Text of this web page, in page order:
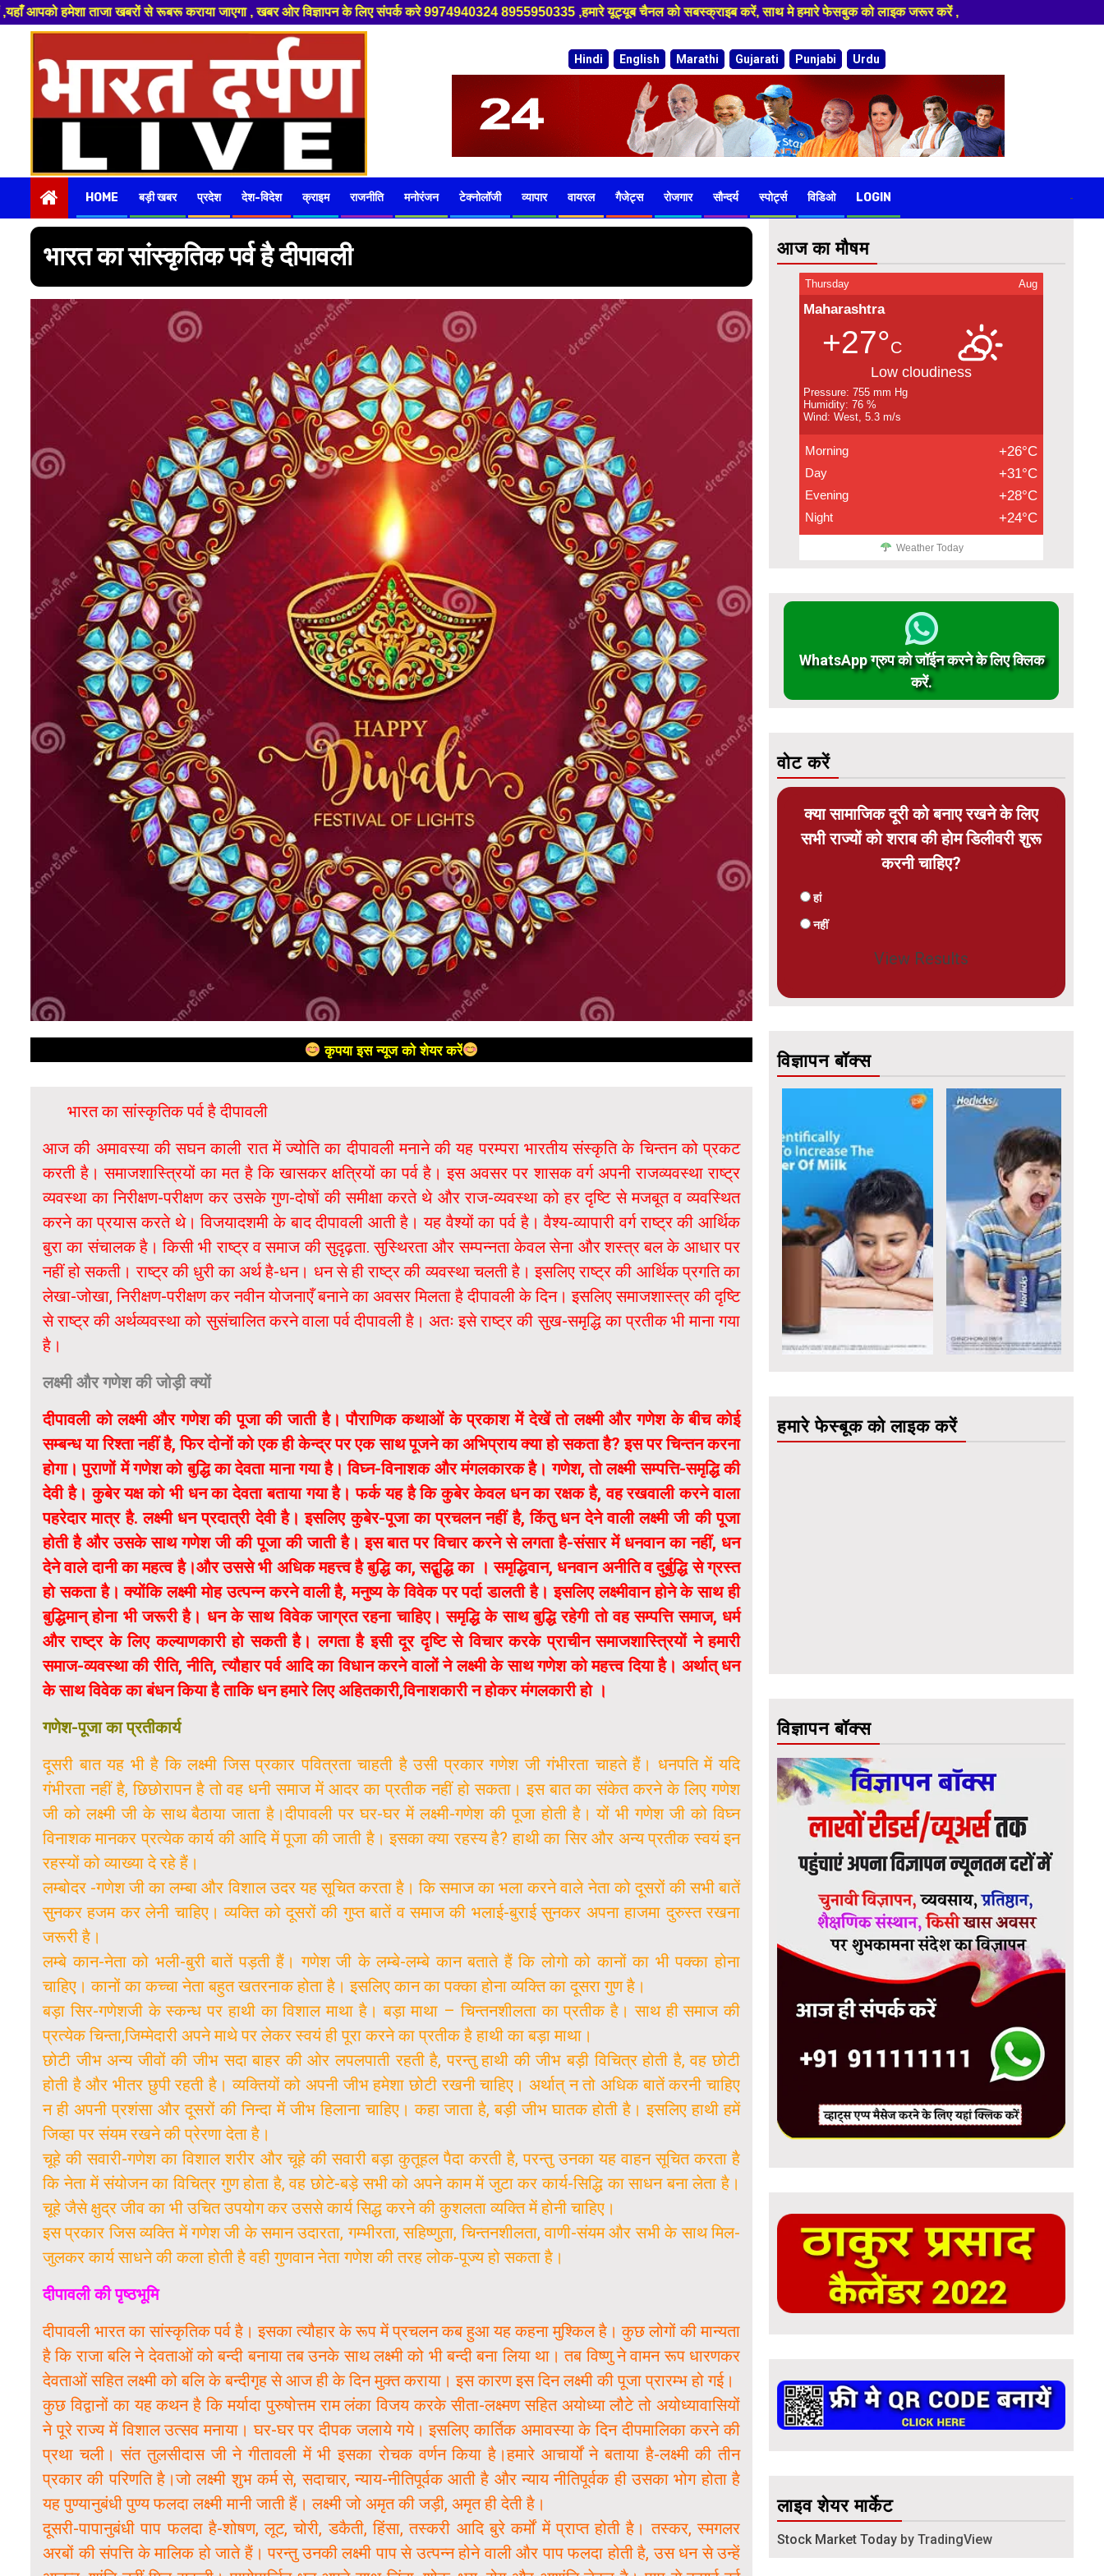
रूबरू कराया जाएगा , खबर ओर विज्ञापन के लिए संपर्क करे 9974940324 8955950335 ,हमारे यूट्यूब चैनल को सबस्क्राइब करें, साथ मे हमारे फेसबुक को लाइक जरूर करें ,
content
Hindi English Marathi Gujarati Punjabi Urdu
HOME बड़ी खबर प्रदेश देश-विदेश क्राइम राजनीति मनोरंजन टेक्नोलॉजी व्यापार वायरल गैजेट्स रोजगार सौन्दर्य स्पोर्ट्स विडिओ LOGIN -
भारत का सांस्कृतिक पर्व है दीपावली
कृपया इस न्यूज को शेयर करें
भारत का सांस्कृतिक पर्व है दीपावली
आज की अमावस्या की सघन काली रात में ज्योति का दीपावली मनाने की यह परम्परा भारतीय संस्कृति के चिन्तन को प्रकट
करती है। समाजशास्त्रियों का मत है कि खासकर क्षत्रियों का पर्व है। इस अवसर पर शासक वर्ग अपनी राजव्यवस्था राष्ट्र
व्यवस्था का निरीक्षण-परीक्षण कर उसके गुण-दोषों की समीक्षा करते थे और राज-व्यवस्था को हर दृष्टि से मजबूत व व्यवस्थित
करने का प्रयास करते थे। विजयादशमी के बाद दीपावली आती है। यह वैश्यों का पर्व है। वैश्य-व्यापारी वर्ग राष्ट्र की आर्थिक
बुरा का संचालक है। किसी भी राष्ट्र व समाज की सुदृढ़ता. सुस्थिरता और सम्पन्नता केवल सेना और शस्त्र बल के आधार पर
नहीं हो सकती। राष्ट्र की धुरी का अर्थ है-धन। धन से ही राष्ट्र की व्यवस्था चलती है। इसलिए राष्ट्र की आर्थिक प्रगति का
लेखा-जोखा, निरीक्षण-परीक्षण कर नवीन योजनाएँ बनाने का अवसर मिलता है दीपावली के दिन। इसलिए समाजशास्त्र की दृष्टि
से राष्ट्र की अर्थव्यवस्था को सुसंचालित करने वाला पर्व दीपावली है। अतः इसे राष्ट्र की सुख-समृद्धि का प्रतीक भी माना गया
है।
लक्ष्मी और गणेश की जोड़ी क्यों
दीपावली को लक्ष्मी और गणेश की पूजा की जाती है। पौराणिक कथाओं के प्रकाश में देखें तो लक्ष्मी और गणेश के बीच कोई
सम्बन्ध या रिश्ता नहीं है, फिर दोनों को एक ही केन्द्र पर एक साथ पूजने का अभिप्राय क्या हो सकता है? इस पर चिन्तन करना
होगा। पुराणों में गणेश को बुद्धि का देवता माना गया है। विघ्न-विनाशक और मंगलकारक है। गणेश, तो लक्ष्मी सम्पत्ति-समृद्धि की
देवी है। कुबेर यक्ष को भी धन का देवता बताया गया है। फर्क यह है कि कुबेर केवल धन का रक्षक है, वह रखवाली करने वाला
पहरेदार मात्र है. लक्ष्मी धन प्रदात्री देवी है। इसलिए कुबेर-पूजा का प्रचलन नहीं है, किंतु धन देने वाली लक्ष्मी जी की पूजा
होती है और उसके साथ गणेश जी की पूजा की जाती है। इस बात पर विचार करने से लगता है-संसार में धनवान का नहीं, धन
देने वाले दानी का महत्व है।और उससे भी अधिक महत्त्व है बुद्धि का, सद्बुद्धि का । समृद्धिवान, धनवान अनीति व दुर्बुद्धि से ग्रस्त
हो सकता है। क्योंकि लक्ष्मी मोह उत्पन्न करने वाली है, मनुष्य के विवेक पर पर्दा डालती है। इसलिए लक्ष्मीवान होने के साथ ही
बुद्धिमान् होना भी जरूरी है। धन के साथ विवेक जाग्रत रहना चाहिए। समृद्धि के साथ बुद्धि रहेगी तो वह सम्पत्ति समाज, धर्म
और राष्ट्र के लिए कल्याणकारी हो सकती है। लगता है इसी दूर दृष्टि से विचार करके प्राचीन समाजशास्त्रियों ने हमारी
समाज-व्यवस्था की रीति, नीति, त्यौहार पर्व आदि का विधान करने वालों ने लक्ष्मी के साथ गणेश को महत्त्व दिया है। अर्थात् धन
के साथ विवेक का बंधन किया है ताकि धन हमारे लिए अहितकारी,विनाशकारी न होकर मंगलकारी हो ।
गणेश-पूजा का प्रतीकार्य
दूसरी बात यह भी है कि लक्ष्मी जिस प्रकार पवित्रता चाहती है उसी प्रकार गणेश जी गंभीरता चाहते हैं। धनपति में यदि
गंभीरता नहीं है, छिछोरापन है तो वह धनी समाज में आदर का प्रतीक नहीं हो सकता। इस बात का संकेत करने के लिए गणेश
जी को लक्ष्मी जी के साथ बैठाया जाता है।दीपावली पर घर-घर में लक्ष्मी-गणेश की पूजा होती है। यों भी गणेश जी को विघ्न
विनाशक मानकर प्रत्येक कार्य की आदि में पूजा की जाती है। इसका क्या रहस्य है? हाथी का सिर और अन्य प्रतीक स्वयं इन
रहस्यों को व्याख्या दे रहे हैं।
लम्बोदर -गणेश जी का लम्बा और विशाल उदर यह सूचित करता है। कि समाज का भला करने वाले नेता को दूसरों की सभी बातें
सुनकर हजम कर लेनी चाहिए। व्यक्ति को दूसरों की गुप्त बातें व समाज की भलाई-बुराई सुनकर अपना हाजमा दुरुस्त रखना
जरूरी है।
लम्बे कान-नेता को भली-बुरी बातें पड़ती हैं। गणेश जी के लम्बे-लम्बे कान बताते हैं कि लोगो को कानों का भी पक्का होना
चाहिए। कानों का कच्चा नेता बहुत खतरनाक होता है। इसलिए कान का पक्का होना व्यक्ति का दूसरा गुण है।
बड़ा सिर-गणेशजी के स्कन्ध पर हाथी का विशाल माथा है। बड़ा माथा – चिन्तनशीलता का प्रतीक है। साथ ही समाज की
प्रत्येक चिन्ता,जिम्मेदारी अपने माथे पर लेकर स्वयं ही पूरा करने का प्रतीक है हाथी का बड़ा माथा।
छोटी जीभ अन्य जीवों की जीभ सदा बाहर की ओर लपलपाती रहती है, परन्तु हाथी की जीभ बड़ी विचित्र होती है, वह छोटी
होती है और भीतर छुपी रहती है। व्यक्तियों को अपनी जीभ हमेशा छोटी रखनी चाहिए। अर्थात् न तो अधिक बातें करनी चाहिए
न ही अपनी प्रशंसा और दूसरों की निन्दा में जीभ हिलाना चाहिए। कहा जाता है, बड़ी जीभ घातक होती है। इसलिए हाथी हमें
जिव्हा पर संयम रखने की प्रेरणा देता है।
चूहे की सवारी-गणेश का विशाल शरीर और चूहे की सवारी बड़ा कुतूहल पैदा करती है, परन्तु उनका यह वाहन सूचित करता है
कि नेता में संयोजन का विचित्र गुण होता है, वह छोटे-बड़े सभी को अपने काम में जुटा कर कार्य-सिद्धि का साधन बना लेता है।
चूहे जैसे क्षुद्र जीव का भी उचित उपयोग कर उससे कार्य सिद्ध करने की कुशलता व्यक्ति में होनी चाहिए।
इस प्रकार जिस व्यक्ति में गणेश जी के समान उदारता, गम्भीरता, सहिष्णुता, चिन्तनशीलता, वाणी-संयम और सभी के साथ मिल-
जुलकर कार्य साधने की कला होती है वही गुणवान नेता गणेश की तरह लोक-पूज्य हो सकता है।
दीपावली की पृष्ठभूमि
दीपावली भारत का सांस्कृतिक पर्व है। इसका त्यौहार के रूप में प्रचलन कब हुआ यह कहना मुश्किल है। कुछ लोगों की मान्यता
है कि राजा बलि ने देवताओं को बन्दी बनाया तब उनके साथ लक्ष्मी को भी बन्दी बना लिया था। तब विष्णु ने वामन रूप धारणकर
देवताओं सहित लक्ष्मी को बलि के बन्दीगृह से आज ही के दिन मुक्त कराया। इस कारण इस दिन लक्ष्मी की पूजा प्रारम्भ हो गई।
कुछ विद्वानों का यह कथन है कि मर्यादा पुरुषोत्तम राम लंका विजय करके सीता-लक्ष्मण सहित अयोध्या लौटे तो अयोध्यावासियों
ने पूरे राज्य में विशाल उत्सव मनाया। घर-घर पर दीपक जलाये गये। इसलिए कार्तिक अमावस्या के दिन दीपमालिका करने की
प्रथा चली। संत तुलसीदास जी ने गीतावली में भी इसका रोचक वर्णन किया है।हमारे आचार्यों ने बताया है-लक्ष्मी की तीन
प्रकार की परिणति है।जो लक्ष्मी शुभ कर्म से, सदाचार, न्याय-नीतिपूर्वक आती है और न्याय नीतिपूर्वक ही उसका भोग होता है
यह पुण्यानुबंधी पुण्य फलदा लक्ष्मी मानी जाती हैं। लक्ष्मी जो अमृत की जड़ी, अमृत ही देती है।
दूसरी-पापानुबंधी पाप फलदा है-शोषण, लूट, चोरी, डकैती, हिंसा, तस्करी आदि बुरे कर्मों में प्राप्त होती है। तस्कर, स्मगलर
अरबों की संपत्ति के मालिक हो जाते हैं। परन्तु उनकी लक्ष्मी पाप से उत्पन्न होने वाली और पाप फलदा होती है, उस धन से उन्हें
आज का मौषम
Thursday Aug
Maharashtra
+27°C
Low cloudiness
Pressure: 755 mm Hg
Humidity: 76 %
Wind: West, 5.3 m/s
Morning +26°C
Day +31°C
Evening +28°C
Night +24°C
Weather Today
WhatsApp ग्रुप को जॉईन करने के लिए क्लिक
करें.
वोट करें
क्या सामाजिक दूरी को बनाए रखने के लिए
सभी राज्यों को शराब की होम डिलीवरी शुरू
करनी चाहिए?
हां
नहीं
View Results
विज्ञापन बॉक्स
हमारे फेस्बूक को लाइक करें
विज्ञापन बॉक्स
लाइव शेयर मार्केट
Stock Market Today by TradingView